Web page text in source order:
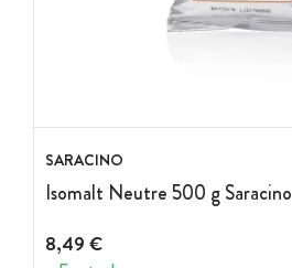
SARACINO
Isomalt Neutre 500 g Saracino
8,49 €